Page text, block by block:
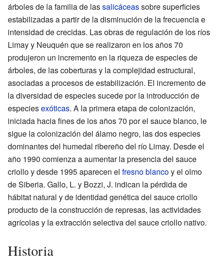
árboles de la familia de lassalicáceassobre superficies
estabilizadas a partir de la disminución de la frecuencia e
intensidad de crecidas. Las obras de regulación de los ríos
Limay y Neuquén que se realizaron en los años 70
produjeron un incremento en la riqueza de especies de
árboles, de las coberturas y la complejidad estructural,
asociadas a procesos de estabilización. El incremento de
la diversidad de especies sucede por la introducción de
especiesexóticas. A la primera etapa de colonización,
iniciada hacia fines de los años 70 por el sauce blanco, le
sigue la colonización del álamo negro, las dos especies
dominantes del humedal ribereño del río Limay. Desde el
año 1990 comienza a aumentar la presencia del sauce
criollo y desde 1995 aparecen el fresno blancoy el olmo
de Siberia. Gallo, L. y Bozzi, J. indican la pérdida de
hábitat natural y de identidad genética del sauce criollo
producto de la construcción de represas, las actividades
agrícolas y la extracción selectiva del sauce criollo nativo.
Historia